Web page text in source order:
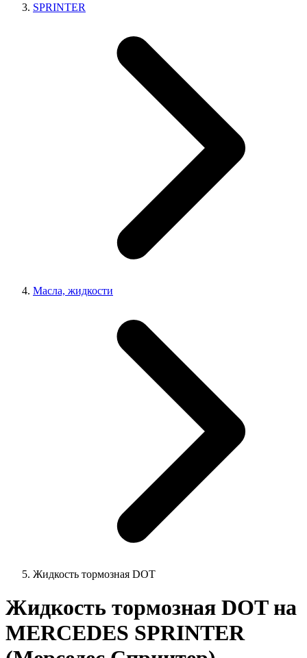
SPRINTER
Масла, жидкости
Жидкость тормозная DOT
Жидкость тормозная DOT на
MERCEDES SPRINTER